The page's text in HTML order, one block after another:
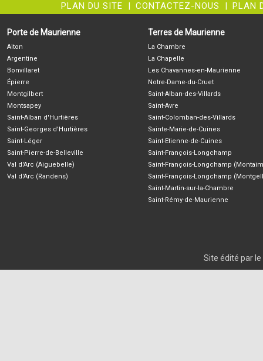
PLAN DU SITE | CONTACTEZ-NOUS | PLAN
Porte de Maurienne
Aiton
Argentine
Bonvillaret
Épierre
Montgilbert
Montsapey
Saint-Alban d'Hurtières
Saint-Georges d'Hurtières
Saint-Léger
Saint-Pierre-de-Belleville
Val d'Arc (Aiguebelle)
Val d'Arc (Randens)
Terres de Maurienne
La Chambre
La Chapelle
Les Chavannes-en-Maurienne
Notre-Dame-du-Cruet
Saint-Alban-des-Villards
Saint-Avre
Saint-Colomban-des-Villards
Sainte-Marie-de-Cuines
Saint-Etienne-de-Cuines
Saint-François-Longchamp
Saint-François-Longchamp
Saint-François-Longchamp
Saint-Martin-sur-la-Chambre
Saint-Rémy-de-Maurienne
Site édité par